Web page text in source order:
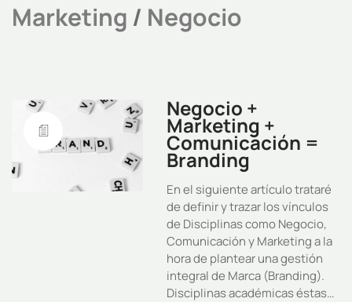
Marketing / Negocio
Negocio +
Marketing +
Comunicación =
Branding
En el siguiente artículo trataré
de definir y trazar los vínculos
de Disciplinas como Negocio,
Comunicación y Marketing a la
hora de plantear una gestión
integral de Marca (Branding).
Disciplinas académicas éstas…